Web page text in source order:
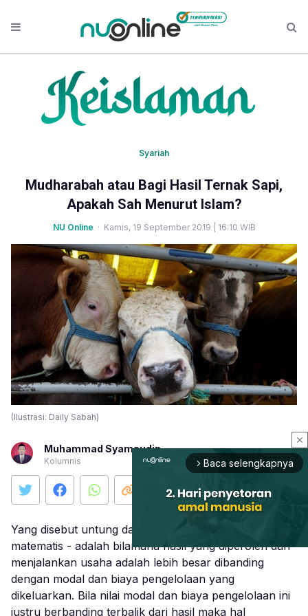
Syariah
Mudharabah atau Bagi Hasil Ternak Sapi,
Apakah Sah Menurut Islam?
NU Online · Kamis, 19 September 2019 | 16:10 WIB
(Ilustrasi: Daily Sabah)
Muhammad Syamsudin
Kolumnis
Yang disebut untung dalam mengelola modal - secara
matematis - adalah bilamana hasil yang diperoleh dari
menjalankan usaha adalah lebih besar dibanding
dengan modal dan biaya pengelolaan yang
dikeluarkan. Bila nilai modal dan biaya pengelolaan ini
justru berbanding terbalik dari hasil maka hal
close
arrow_forward_ios Baca selengkapnya